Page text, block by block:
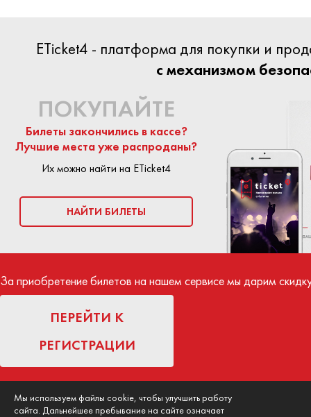
ETicket4 - платформа для покупки и
с механизмом
ПОКУПАЙТЕ
Билеты закончились в кассе?
Лучшие места уже распроданы?
Их можно найти на ETicket4
НАЙТИ БИЛЕТЫ
За приобретение билетов на нашем сервисе мы дарим
ПЕРЕЙТИ К
РЕГИСТРАЦИИ
СМИ о нас
Как продать билет?
ВОЗНИКЛИ
Мы используем файлы cookie, чтобы улучшить работу
сайта. Дальнейшее пребывание на сайте означает